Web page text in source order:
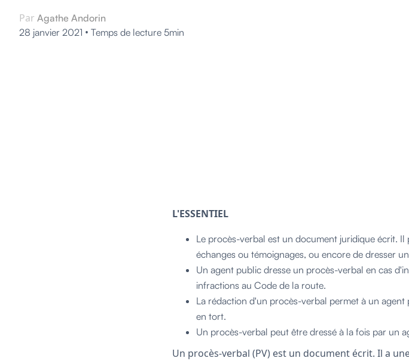
Par Agathe Andorin
28 janvier 2021 • Temps de lecture 5min
L'ESSENTIEL
Le procès-verbal est un document juridique écrit.
échanges ou témoignages, ou encore de dresser
Un agent public dresse un procès-verbal en cas
infractions au Code de la route.
La rédaction d'un procès-verbal permet à un
en tort.
Un procès-verbal peut être dressé à la fois par un
Un procès-verbal (PV) est un document écrit. Il a